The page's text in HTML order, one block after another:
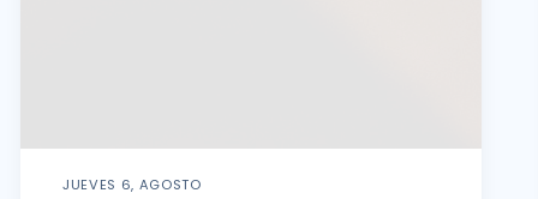
JUEVES 6, AGOSTO